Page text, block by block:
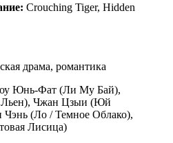
Crouching Tiger, Hidden
драма, романтика
Юнь-Фат (Ли Му Бай),
Чжан Цзыи (Юй
(Ло / Темное Облако),
Лисица)